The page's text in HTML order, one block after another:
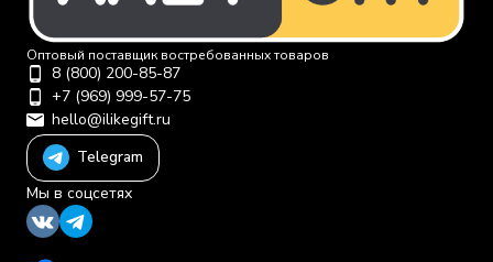
Оптовый поставщик востребованных товаров
8 (800) 200-85-87
+7 (969) 999-57-75
hello@ilikegift.ru
Telegram
Мы в соцсетях